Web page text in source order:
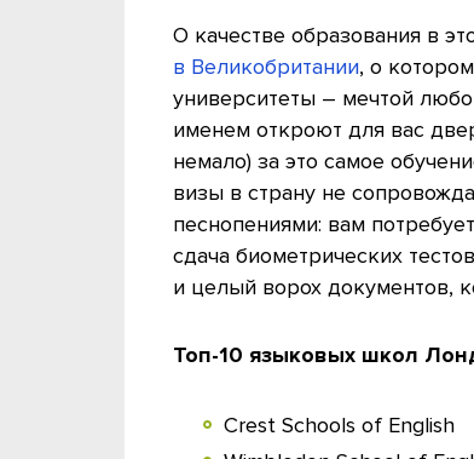
О качестве образования в
в Великобритании, о
университеты – мечтой
именем откроют для вас
немало) за это самое
визы в страну не
песнопениями: вам
сдача биометрических
и целый ворох документов,
Топ-10 языковых школ
Crest Schools of English